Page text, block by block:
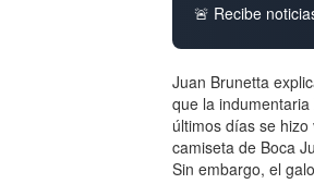
🚨 Recibe
Juan Brunetta
que la
últimos días se
camiseta de Boca
Sin embargo, el